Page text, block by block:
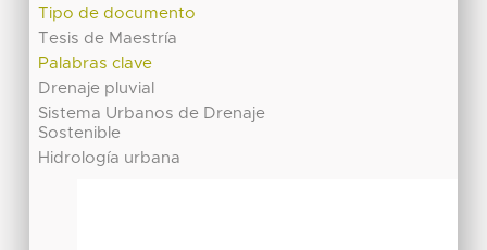
Tipo de documento
Tesis de Maestría
Palabras clave
Drenaje pluvial
Sistema Urbanos de Drenaje
Sostenible
Hidrología urbana